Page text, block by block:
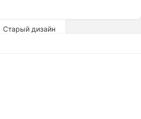
Старый дизайн